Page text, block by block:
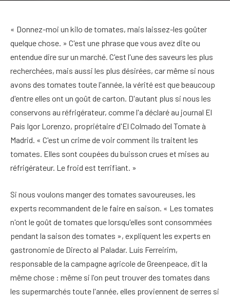
« Donnez-moi un kilo de tomates, mais laissez-les goûter
quelque chose. » C'est une phrase que vous avez dite ou
entendue dire sur un marché. C'est l'une des saveurs les plus
recherchées, mais aussi les plus désirées, car même si nous
avons des tomates toute l'année, la vérité est que beaucoup
d'entre elles ont un goût de carton. D'autant plus si nous les
conservons au réfrigérateur, comme l'a déclaré au journal El
País Igor Lorenzo, propriétaire d'El Colmado del Tomate à
Madrid. « C'est un crime de voir comment ils traitent les
tomates. Elles sont coupées du buisson crues et mises au
réfrigérateur. Le froid est terrifiant. »
Si nous voulons manger des tomates savoureuses, les
experts recommandent de le faire en saison. « Les tomates
n'ont le goût de tomates que lorsqu'elles sont consommées
pendant la saison des tomates », expliquent les experts en
gastronomie de Directo al Paladar. Luís Ferreirim,
responsable de la campagne agricole de Greenpeace, dit la
même chose : même si l'on peut trouver des tomates dans
les supermarchés toute l'année, elles proviennent de serres si